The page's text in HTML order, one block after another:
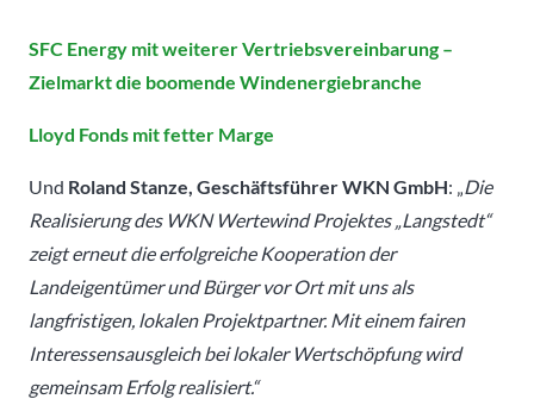
SFC Energy mit weiterer Vertriebsvereinbarung –
Zielmarkt die boomende Windenergiebranche
Lloyd Fonds mit fetter Marge
Und Roland Stanze, Geschäftsführer WKN GmbH: „Die
Realisierung des WKN Wertewind Projektes „Langstedt“
zeigt erneut die erfolgreiche Kooperation der
Landeigentümer und Bürger vor Ort mit uns als
langfristigen, lokalen Projektpartner. Mit einem fairen
Interessensausgleich bei lokaler Wertschöpfung wird
gemeinsam Erfolg realisiert.“